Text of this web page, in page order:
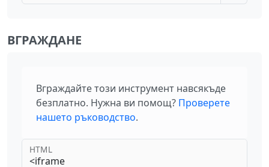
ВГРАЖДАНЕ
Вграждайте този инструмент навсякъде
безплатно. Нужна ви помощ? Проверете
нашето ръководство.
HTML